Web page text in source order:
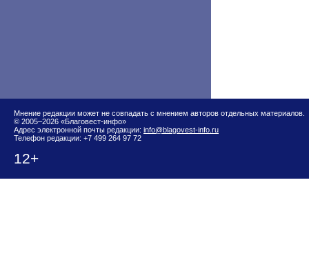
Мнение редакции может не совпадать с мнением авторов отдельных материалов.
© 2005–2026 «Благовест-инфо»
Адрес электронной почты редакции: info@blagovest-info.ru
Телефон редакции: +7 499 264 97 72
12+